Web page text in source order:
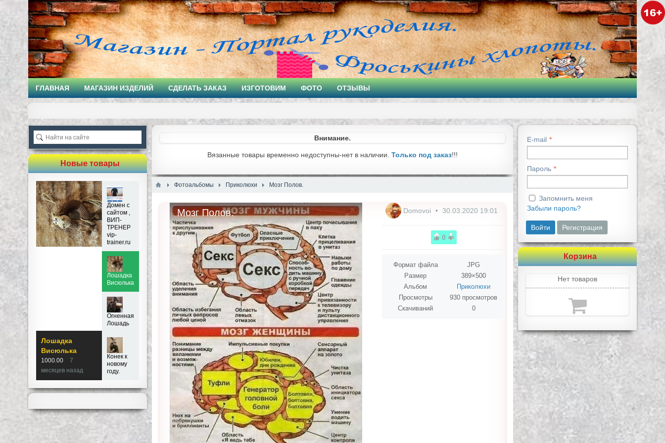
ГЛАВНАЯ МАГАЗИН ИЗДЕЛИЙ СДЕЛАТЬ ЗАКАЗ ИЗГОТОВИМ ФОТО ОТЗЫВЫ
Внимание.
Вязанные товары временно недоступны-нет в наличии. Только под заказ!!!
Фотоальбомы Приколюхи Мозг Полов.
Мозг Полов. Domovoi 30.03.2020 19:01
0
Формат файла
JPG
Размер
389×500
Альбом
Приколюхи
Просмотры
930 просмотров
Скачиваний
0
Новые товары
Лошадка
Висюлька
1000.00
7
месяцев назад
Домен с
сайтом ,
ВИП-
ТРЕНЕР
vip-
trainer.ru
Лошадка
Висюлька
Огненная
Лошадь
Конек к
новому
году.
E-mail
Пароль
Запомнить меня
Забыли пароль?
Войти Регистрация
Корзина
Нет товаров